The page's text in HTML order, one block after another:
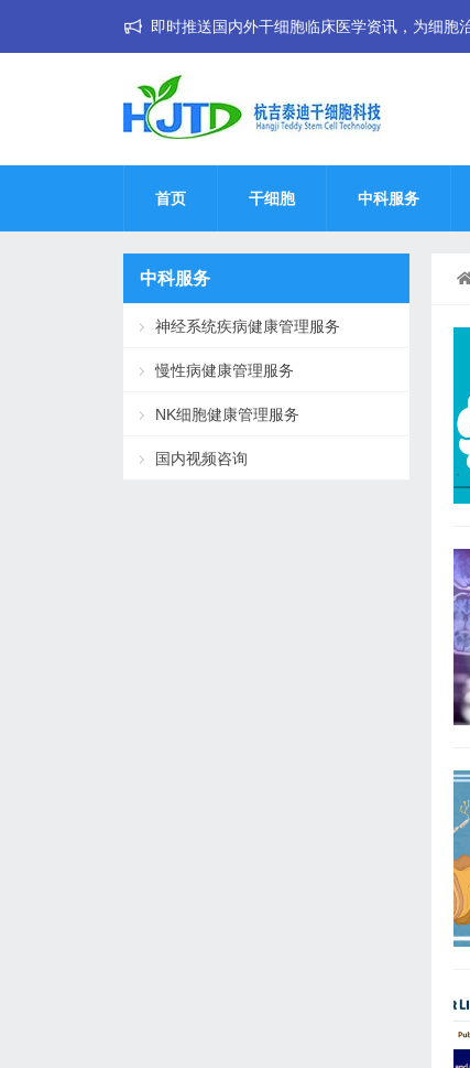
即时推送国内外干细胞临床医学资讯，为细胞
首页 干细胞 中科服务
中科服务
神经系统疾病健康管理服务
慢性病健康管理服务
NK细胞健康管理服务
国内视频咨询